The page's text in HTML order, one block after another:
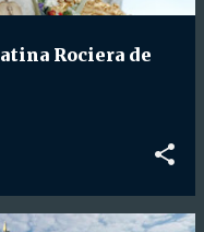
Rociera de